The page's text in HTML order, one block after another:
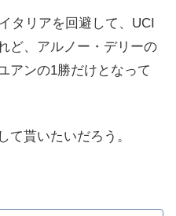
タリアを回避して、UCI
ど、アルノー・デリーの
アンの1勝だけとなって
て貰いたいだろう。